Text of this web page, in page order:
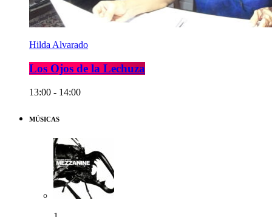
Hilda Alvarado
Los Ojos de la Lechuza
13:00 - 14:00
MÚSICAS